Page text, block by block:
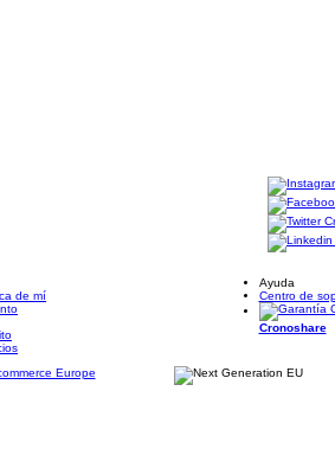
de mí
Ayuda
Centro de
Cronoshare